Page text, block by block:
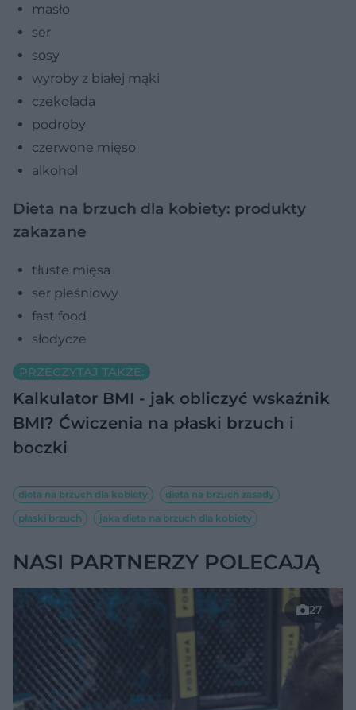
masło
ser
sosy
wyroby z białej mąki
czekolada
podroby
czerwone mięso
alkohol
Dieta na brzuch dla kobiety: produkty
zakazane
tłuste mięsa
ser pleśniowy
fast food
słodycze
PRZECZYTAJ TAKŻE:
Kalkulator BMI - jak obliczyć wskaźnik
BMI? Ćwiczenia na płaski brzuch i
boczki
dieta na brzuch dla kobiety
dieta na brzuch zasady
płaski brzuch
jaka dieta na brzuch dla kobiety
NASI PARTNERZY POLECAJĄ
27